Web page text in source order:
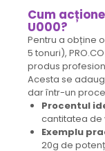
Cum
U000?
Pentru a obține
5 tonuri),
produs
Acesta se
dar într-un
Procentul
cantitatea de
Exemplu
20g de